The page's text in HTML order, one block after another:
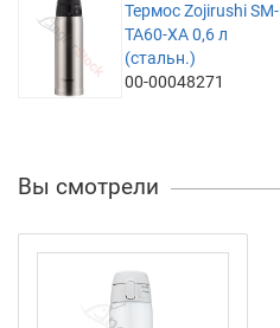
Термос Zojirushi SM-
TA60-XA 0,6 л
(стальн.)
00-00048271
Вы смотрели